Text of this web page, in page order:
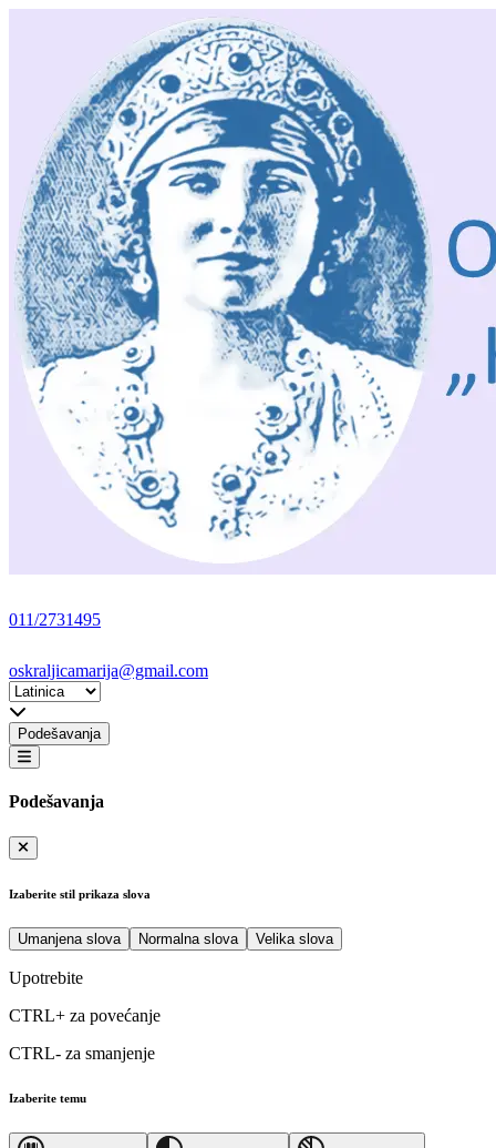
011/2731495
oskraljicamarija@gmail.com
Podešavanja
Podešavanja
Izaberite stil prikaza slova
Umanjena slova Normalna slova Velika slova
Upotrebite
CTRL+ za povećanje
CTRL- za smanjenje
Izaberite temu